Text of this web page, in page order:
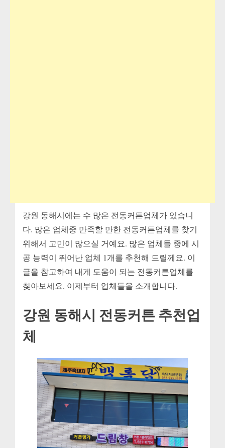
강원 동해시에는 수 많은 전동커튼업체가 있습니
다. 많은 업체중 만족할 만한 전동커튼업체를 찾기
위해서 고민이 많으실 거예요. 많은 업체들 중에 시
공 능력이 뛰어난 업체 1개를 추천해 드릴께요. 이
글을 참고하여 내게 도움이 되는 전동커튼업체를
찾아보세요. 이제부터 업체들을 소개합니다.
강원 동해시 전동커튼 추천업
체